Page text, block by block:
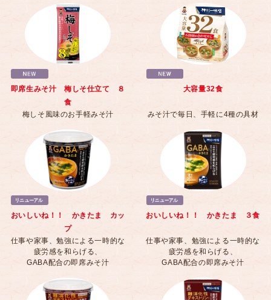
即席生みそ汁 梅しそ仕立て ８
食
梅しそ風味のお手軽みそ汁
大容量32食
みそ汁で毎日、手軽に4種の具材
おいしいね！！ かきたま カッ
プ
仕事や家事、勉強による一時的な
疲労感を和らげる、
GABA配合の即席みそ汁
おいしいね！！ かきたま ３食
仕事や家事、勉強による一時的な
疲労感を和らげる、
GABA配合の即席みそ汁